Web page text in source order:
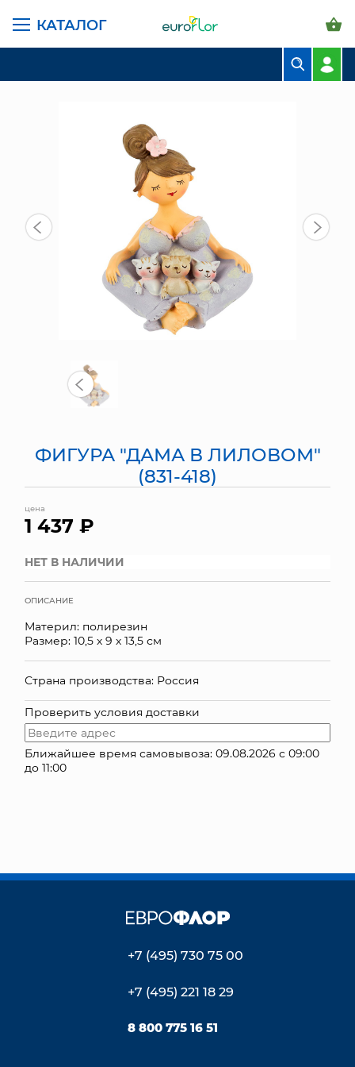
КАТАЛОГ
ЦВЕТЫ В ПАЧКАХ
СВАДЕБНАЯ ФЛОРИСТИКА
КОМНАТНЫЕ РАСТЕНИЯ
ГОРШКИ И КАШПО
ГРУНТЫ И УДОБРЕНИЯ
ПРЕДМЕТЫ ИНТЕРЬЕРА
ЯЩИКИ
СУНДУКИ
ТОРГОВЫЙ ЦЕНТР
ОПТОВЫМ КЛИЕНТАМ
ДОСТАВКА И ОПЛАТА
ГЛАВНАЯ СТРАНИЦА КАТАЛОГ
ПРЕДМЕТЫ ИНТЕРЬЕРА
ФИГУРА "ДАМА В ЛИЛОВОМ"
(831-418)
цена
1 437 ₽
НЕТ В НАЛИЧИИ
ОПИСАНИЕ
Материл: полирезин
Размер: 10,5 х 9 х 13,5 см
Страна производства: Россия
Проверить условия доставки
Ближайшее время самовывоза: 09.08.2026 с 09:00
до 11:00
+7 (495) 730 75 00
+7 (495) 221 18 29
8 800 775 16 51